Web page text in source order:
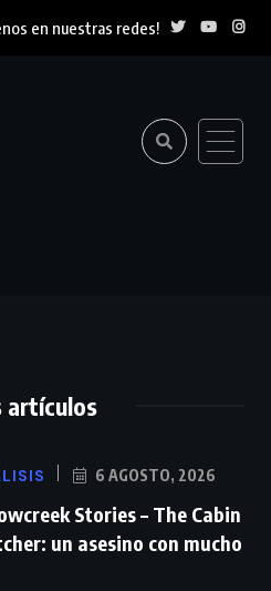
en nuestras redes!
artículos
6 AGOSTO, 2026
Stories – The Cabin
un asesino con mucho